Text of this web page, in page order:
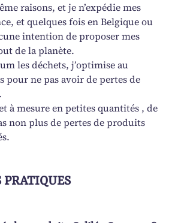
raisons, et je n’expédie mes
et quelques fois en Belgique ou
intention de proposer mes
de la planète.
les déchets, j’optimise au
pour ne pas avoir de pertes de
à mesure en petites quantités , de
non plus de pertes de produits